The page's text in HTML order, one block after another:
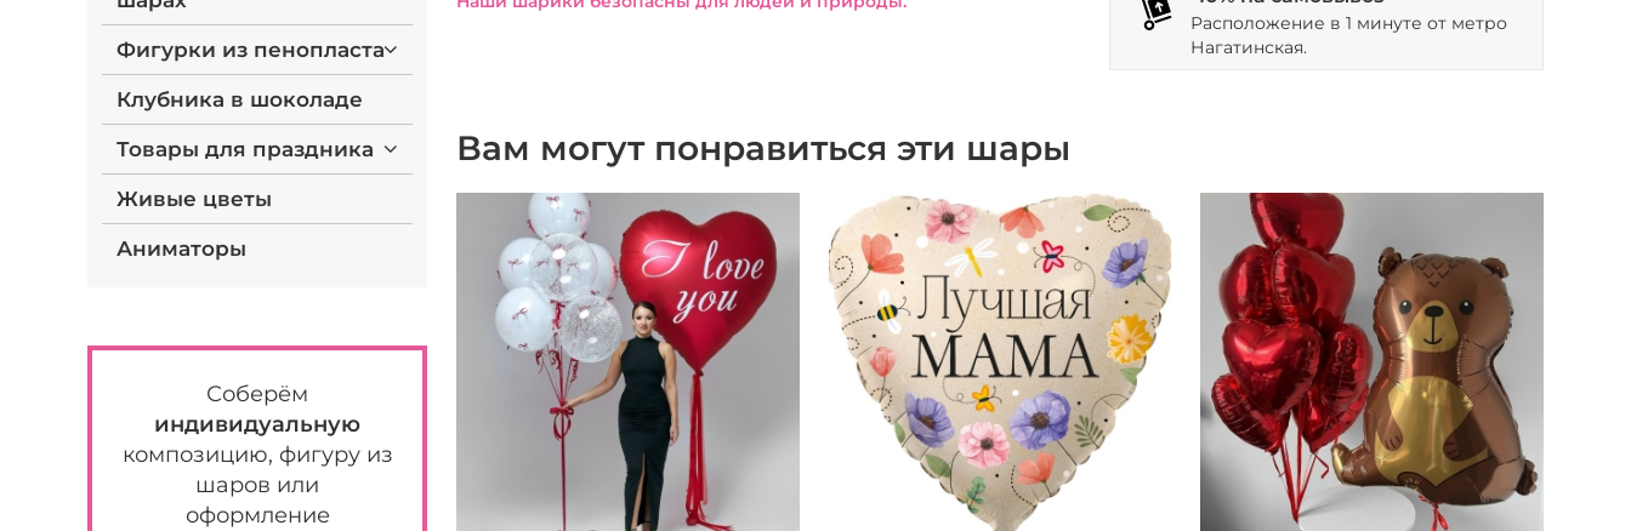
Фигурки из пенопласта
Клубника в шоколаде
Товары для праздника
Живые цветы
Аниматоры
Соберём
индивидуальную
композицию, фигуру из
шаров или
оформление
Расположение в 1 минуте от метро
Нагатинская.
Вам могут понравиться эти шары